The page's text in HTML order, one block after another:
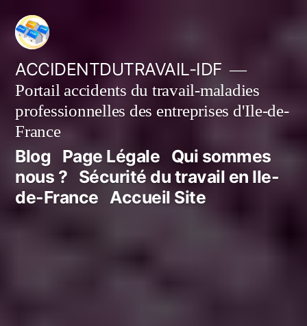
Aller
contenu
ACCIDENTDUTRAVAIL-IDF
Portail accidents du travail-maladies
professionnelles des entreprises d'Ile-de-
France
Blog Page Légale Qui sommes
nous ? Sécurité du travail en Ile-
de-France Accueil Site